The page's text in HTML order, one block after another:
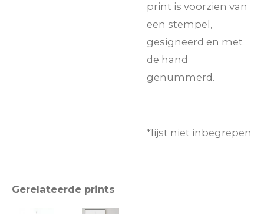
print is voorzien van
een stempel,
gesigneerd en met
de hand
genummerd.
*lijst niet inbegrepen
Gerelateerde prints